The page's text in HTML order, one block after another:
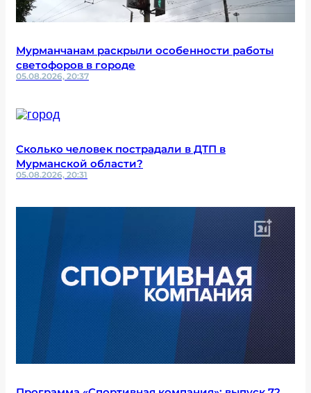
Мурманчанам раскрыли особенности работы
светофоров в городе
05.08.2026, 20:37
Сколько человек пострадали в ДТП в
Мурманской области?
05.08.2026, 20:31